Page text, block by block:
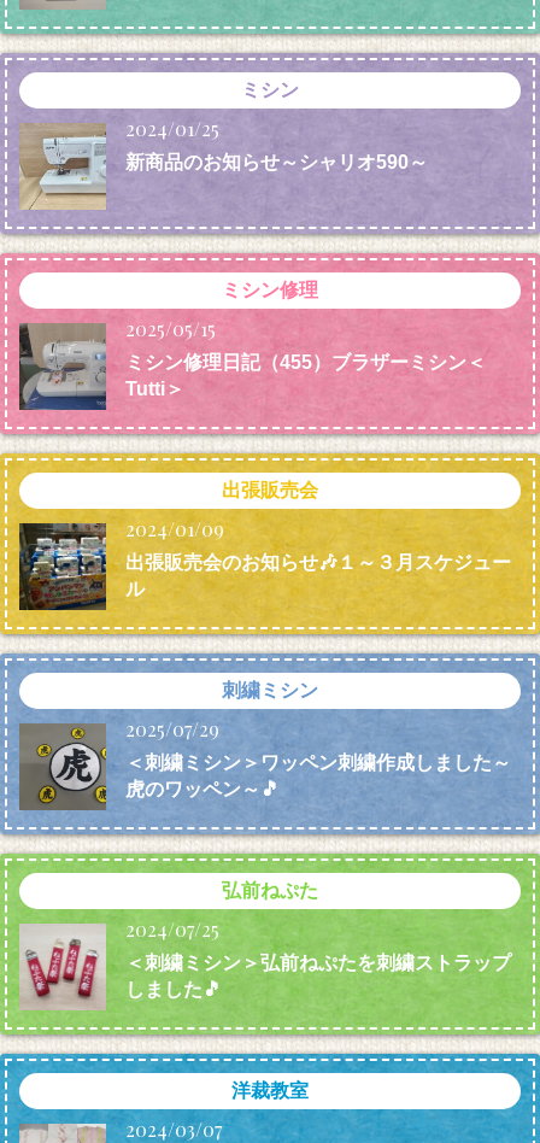
ミシン
2024/01/25
新商品のお知らせ～シャリオ590～
ミシン修理
2025/05/15
ミシン修理日記（455）ブラザーミシン＜
Tutti＞
出張販売会
2024/01/09
出張販売会のお知らせ🎶１～３月スケジュー
ル
刺繍ミシン
2025/07/29
＜刺繍ミシン＞ワッペン刺繍作成しました～
虎のワッペン～🎵
弘前ねぷた
2024/07/25
＜刺繍ミシン＞弘前ねぷたを刺繍ストラップ
しました🎵
洋裁教室
2024/03/07